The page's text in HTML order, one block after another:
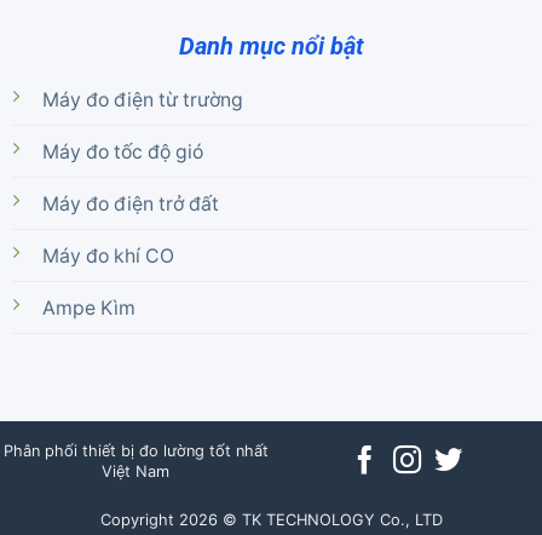
Danh mục nổi bật
Máy đo điện từ trường
Máy đo tốc độ gió
Máy đo điện trở đất
Máy đo khí CO
Ampe Kìm
Copyright 2026 © TK TECHNOLOGY Co., LTD
Phân phối thiết bị đo lường tốt nhất
Việt Nam